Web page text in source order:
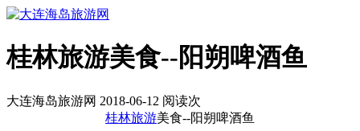
桂林旅游美食--阳朔啤酒鱼
大连海岛旅游网 2018-06-12 阅读次
桂林旅游美食--阳朔啤酒鱼